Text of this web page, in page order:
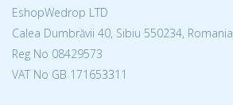
EshopWedrop LTD
Calea Dumbrăvii 40, Sibiu 550234, Romania
Reg No 08429573
VAT No GB 171653311